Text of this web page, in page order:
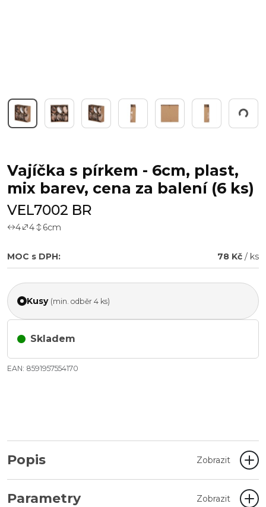
Pracuji...
Vajíčka s pírkem - 6cm, plast,
mix barev, cena za balení (6 ks)
VEL7002 BR
4 4 6cm
MOC s DPH: 78 Kč / ks
Kusy (min. odběr 4 ks)
Skladem
EAN: 8591957554170
Popis Zobrazit
Parametry Zobrazit